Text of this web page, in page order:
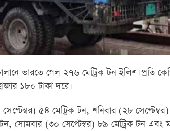
ভারতে গেল ২৭৬ মেট্রিক টন ইলিশ। প্রতি
১৮০ টাকা দরে।
৫৪ মেট্রিক টন, শনিবার (২৮
সোমবার (৩০ সেপ্টেম্বর) ৮৯ মেট্রিক টন এবং